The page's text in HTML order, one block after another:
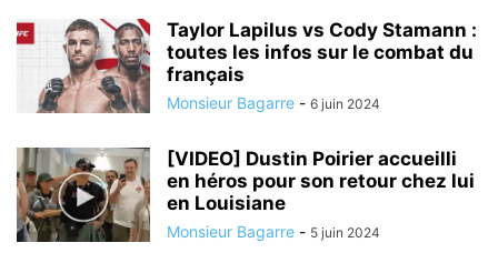
Taylor Lapilus vs Cody Stamann :
toutes les infos sur le combat du
français
Monsieur Bagarre - 6 juin 2024
[VIDEO] Dustin Poirier accueilli
en héros pour son retour chez lui
en Louisiane
Monsieur Bagarre - 5 juin 2024